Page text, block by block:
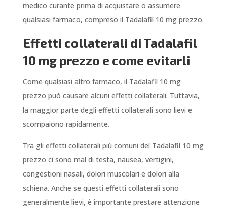
medico curante prima di acquistare o assumere
qualsiasi farmaco, compreso il Tadalafil 10 mg prezzo.
Effetti collaterali di Tadalafil
10 mg prezzo e come evitarli
Come qualsiasi altro farmaco, il Tadalafil 10 mg
prezzo può causare alcuni effetti collaterali. Tuttavia,
la maggior parte degli effetti collaterali sono lievi e
scompaiono rapidamente.
Tra gli effetti collaterali più comuni del Tadalafil 10 mg
prezzo ci sono mal di testa, nausea, vertigini,
congestioni nasali, dolori muscolari e dolori alla
schiena. Anche se questi effetti collaterali sono
generalmente lievi, è importante prestare attenzione